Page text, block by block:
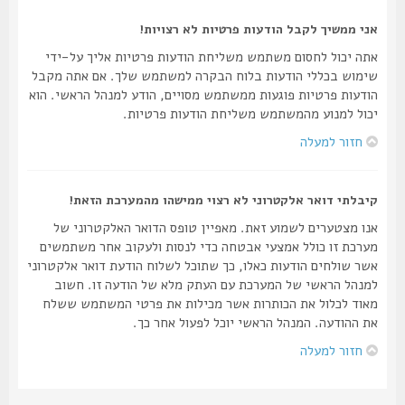
אני ממשיך לקבל הודעות פרטיות לא רצויות!
אתה יכול לחסום משתמש משליחת הודעות פרטיות אליך על-ידי
שימוש בכללי הודעות בלוח הבקרה למשתמש שלך. אם אתה מקבל
הודעות פרטיות פוגעות ממשתמש מסויים, הודע למנהל הראשי. הוא
יכול למנוע מהמשתמש משליחת הודעות פרטיות.
חזור למעלה
קיבלתי דואר אלקטרוני לא רצוי ממישהו מהמערכת הזאת!
אנו מצטערים לשמוע זאת. מאפיין טופס הדואר האלקטרוני של
מערכת זו כולל אמצעי אבטחה כדי לנסות ולעקוב אחר משתמשים
אשר שולחים הודעות כאלו, כך שתוכל לשלוח הודעת דואר אלקטרוני
למנהל הראשי של המערכת עם העתק מלא של הודעה זו. חשוב
מאוד לכלול את הכותרות אשר מכילות את פרטי המשתמש ששלח
את ההודעה. המנהל הראשי יוכל לפעול אחר כך.
חזור למעלה